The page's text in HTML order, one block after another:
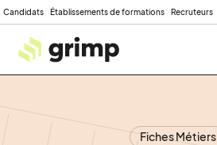
Candidats Établissements de formations Recruteurs
Fiches Métiers